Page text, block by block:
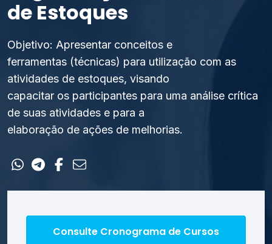
RA CIC Caxias
Eventos
Notícias
de Estoques
Objetivo: Apresentar conceitos e
ferramentas (técnicas) para utilização com as
atividades de estoques, visando
capacitar os participantes para uma análise crítica
de suas atividades e para a
elaboração de ações de melhorias.
Consulte Cronograma de Cursos